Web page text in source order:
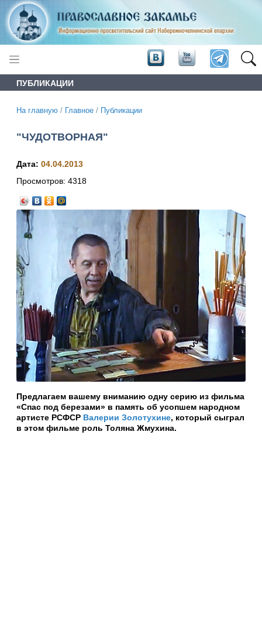
ПУБЛИКАЦИИ
На главную / Главное / Публикации
"ЧУДОТВОРНАЯ"
Дата: 04.04.2013
Просмотров: 4318
Предлагаем вашему вниманию одну серию из фильма
«Спас под березами» в память об усопшем народном
артисте РСФСР Валерии Золотухине, который сыграл
в этом фильме роль Толяна Жмухина.